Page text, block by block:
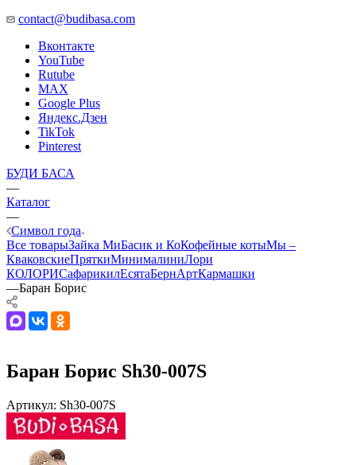
contact@budibasa.com
Вконтакте
YouTube
Rutube
MAX
Google Plus
Яндекс.Дзен
TikTok
Pinterest
БУДИ БАСА
—
Каталог
—
Символ года
Все товарыЗайка МиБасик и КоКофейные котыМы –
КваковскиеПряткиМинималиниЛори
КОЛОРИСафарикилЕсятаБернАртКармашки
—Баран Борис
Баран Борис Sh30-007S
Артикул: Sh30-007S